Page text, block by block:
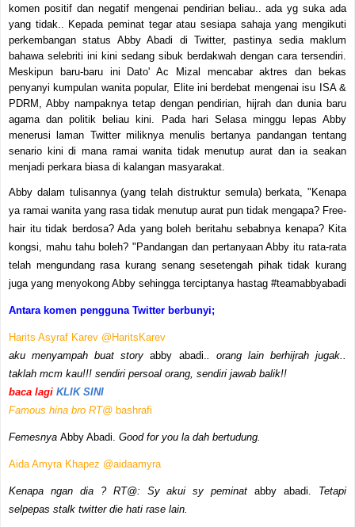
komen positif dan negatif mengenai pendirian beliau..
ada yg suka ada
yang tidak..
Kepada peminat tegar atau sesiapa sahaja yang mengikuti
perkembangan status Abby Abadi di Twitter, pastinya sedia maklum
bahawa selebriti ini kini sedang sibuk berdakwah dengan cara tersendiri.
Meskipun baru-baru ini Dato' Ac Mizal mencabar aktres dan bekas
penyanyi kumpulan wanita popular, Elite ini berdebat mengenai isu ISA &
PDRM, Abby nampaknya tetap dengan pendirian, hijrah dan dunia baru
agama dan politik beliau kini. Pada hari Selasa minggu lepas Abby
menerusi laman Twitter miliknya menulis bertanya pandangan tentang
senario kini di mana ramai wanita tidak menutup aurat dan ia seakan
menjadi perkara biasa di kalangan masyarakat.
Abby dalam tulisannya (yang telah distruktur semula) berkata, "Kenapa
ya ramai wanita yang rasa tidak menutup aurat pun tidak mengapa? Free-
hair itu tidak berdosa? Ada yang boleh beritahu sebabnya kenapa? Kita
kongsi, mahu tahu boleh? "Pandangan dan pertanyaan Abby itu rata-rata
telah mengundang rasa kurang senang sesetengah pihak tidak kurang
juga yang menyokong Abby sehingga terciptanya hastag #teamabbyabadi
Antara komen pengguna Twitter berbunyi;
Harits Asyraf Karev @HaritsKarev
aku menyampah buat story abby abadi.
. orang lain berhijrah jugak..
taklah mcm kau!!! sendiri persoal orang, sendiri jawab balik!!
baca lagi KLIK SINI
Famous hina bro RT@ bashrafi
Femesnya Abby Abadi. Good for you la dah bertudung.
Aida Amyra Khapez @aidaamyra
Kenapa ngan dia ? RT@: Sy akui sy peminat abby abadi.
Tetapi
selpepas stalk twitter die hati rase lain.